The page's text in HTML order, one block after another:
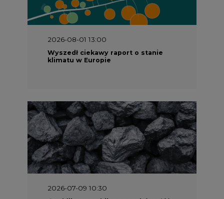
2026-08-01 13:00
Wyszedł ciekawy raport o stanie
klimatu w Europie
2026-07-09 10:30